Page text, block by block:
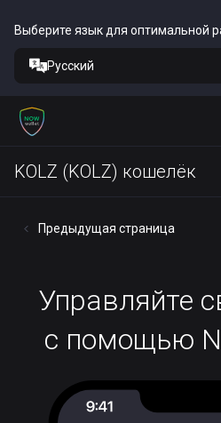
Выберите язык для оптимальной
Русский
KOLZ (KOLZ) кошелёк
Предыдущая страница
Управляйте
с помощью